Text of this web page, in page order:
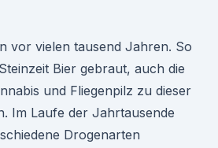
vor vielen tausend Jahren. So
Bier gebraut, auch die
und Fliegenpilz zu dieser
Im Laufe der Jahrtausende
Drogenarten